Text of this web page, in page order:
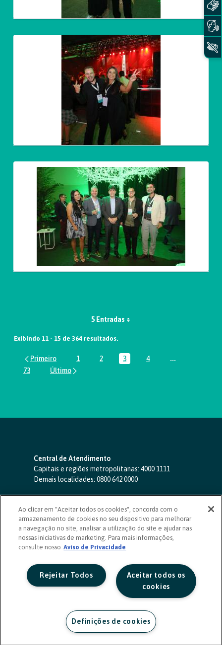
5 Entradas
Exibindo 11 - 15 de 364 resultados.
Página
1 Página
2 Página
3 Página
4 ...Páginas
Página
73
Central de Atendimento
Capitais e regiões metropolitanas: 4000 1111
Demais localidades: 0800 642 0000
SAC 24 horas-0800 724 4420
Ouvidoria
0800 725 0996
(de segunda a sexta, das 8h às 20h)
ouvidoriasicoob.com.br
Deficientes auditivos ou de fala
Ao clicar em "Aceitar todos os cookies", concorda com o
armazenamento de cookies no seu dispositivo para melhorar
a navegação no site, analisar a utilização do site e ajudar nas
nossas iniciativas de marketing. Para mais informações,
consulte nosso Aviso de Privacidade
Aceitar todos os
cookies
Rejeitar Todos
Definições de cookies